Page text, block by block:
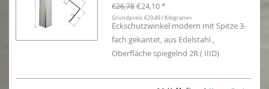
€26,78 €24,10 *
Grundpreis: €29,49 / Kilogramm
Eckschutzwinkel modern mit Spitze 3-
fach gekantet, aus Edelstahl ,
Oberfläche spiegelnd 2R ( IIID)